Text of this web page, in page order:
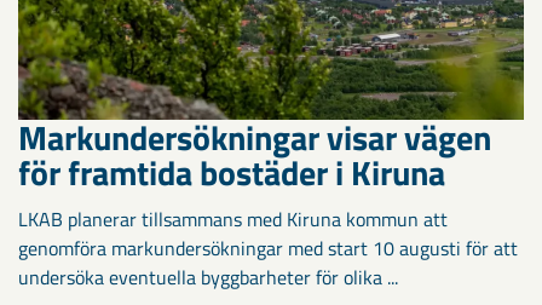
Markundersökningar visar vägen
för framtida bostäder i Kiruna
LKAB planerar tillsammans med Kiruna kommun att
genomföra markundersökningar med start 10 augusti för att
undersöka eventuella byggbarheter för olika ...